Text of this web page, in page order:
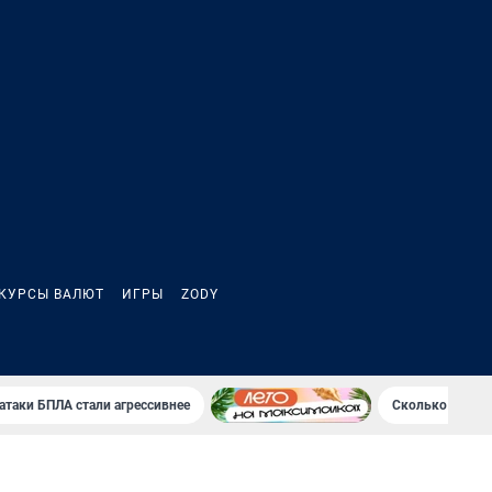
ВАЛЮТ ИГРЫ ZODY
БПЛА стали агрессивнее Сколько Клава